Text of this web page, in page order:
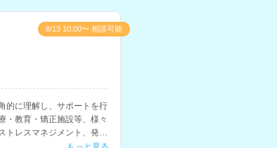
的に理解し、サポートを行
・教育・矯正施設等、様々
トレスマネジメント、発達
8/13 10:00〜 相談可能